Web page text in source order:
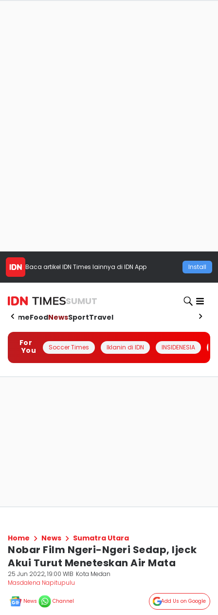
Baca artikel IDN Times lainnya di IDN App Install
SUMUT
HomeFoodNewsSportTravel
For
You
Soccer Times Iklanin di IDN INSIDENESIA
Home News Sumatra Utara
Nobar Film Ngeri-Ngeri Sedap, Ijeck
Akui Turut Meneteskan Air Mata
25 Jun 2022, 19:00 WIB Kota Medan
Masdalena Napitupulu
News Channel Add Us on Google